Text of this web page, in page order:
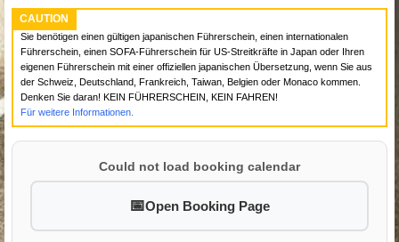
CAUTION
Sie benötigen einen gültigen japanischen Führerschein, einen internationalen
Führerschein, einen SOFA-Führerschein für US-Streitkräfte in Japan oder Ihren
eigenen Führerschein mit einer offiziellen japanischen Übersetzung, wenn Sie aus
der Schweiz, Deutschland, Frankreich, Taiwan, Belgien oder Monaco kommen.
Denken Sie daran! KEIN FÜHRERSCHEIN, KEIN FAHREN!
Für weitere Informationen.
Could not load booking calendar
Open Booking Page